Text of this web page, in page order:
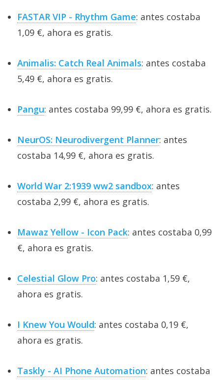
FASTAR VIP - Rhythm Game: antes costaba
1,09 €, ahora es gratis.
Animalis: Catch Real Animals: antes costaba
5,49 €, ahora es gratis.
Pangu: antes costaba 99,99 €, ahora es gratis.
NeurOS: Neurodivergent Planner: antes
costaba 14,99 €, ahora es gratis.
World War 2:1939 ww2 sandbox: antes
costaba 2,99 €, ahora es gratis.
Mawaz Yellow - Icon Pack: antes costaba 0,99
€, ahora es gratis.
Celestial Glow Pro: antes costaba 1,59 €,
ahora es gratis.
I Knew You Would: antes costaba 0,19 €,
ahora es gratis.
Taskly - AI Phone Automation: antes costaba